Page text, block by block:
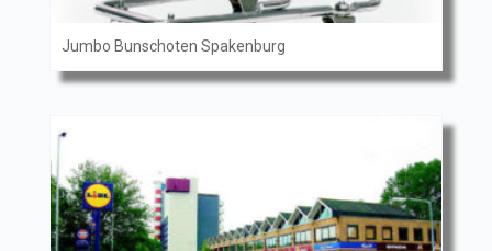
Jumbo Bunschoten Spakenburg